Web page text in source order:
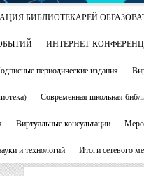
БИБЛИОТЕКАРЕЙ
ИНТЕРНЕТ-
периодические издания
Современная школьная
Виртуальные консультации
и технологий Итоги сетевого